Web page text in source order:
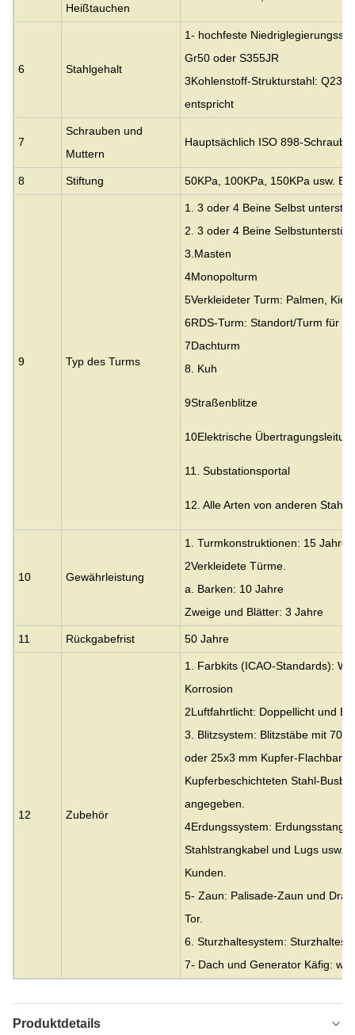
Heißtauchen
6 Stahlgehalt
1- hochfeste
Gr50 oder S355JR
3Kohlenstoff-Strukturstahl:
entspricht
7
Schrauben und
Muttern
Hauptsächlich ISO 898-
8 Stiftung 50KPa, 100KPa, 150KPa usw.
9 Typ des Turms
1. 3 oder 4 Beine Selbst
2. 3 oder 4 Beine
3. Masten
4Monopolturm
5Verkleideter Turm: Palmen,
6RDS-Turm: Standort/Turm für
7Dachturm
8. Kuh
9Straßenblitze
10Elektrische
11. Substationsportal
12. Alle Arten von anderen
10 Gewährleistung
1. Turmkonstruktionen: 15 Jahre
2Verkleidete Türme.
a. Barken: 10 Jahre
Zweige und Blätter: 3 Jahre
11 Rückgabefrist 50 Jahre
12 Zubehör
1. Farbkits (ICAO-Standards):
Korrosion
2Luftfahrtlicht: Doppellicht und
3. Blitzsystem: Blitzstäbe mit 70
oder 25x3 mm Kupfer-Flachband
Kupferbeschichteten Stahl-
angegeben.
4Erdungssystem:
Stahlstrangkabel und Lugs usw.
Kunden.
5- Zaun: Palisade-Zaun und
Tor.
6. Sturzhaltesystem:
7- Dach und Generator Käfig:
Produktdetails